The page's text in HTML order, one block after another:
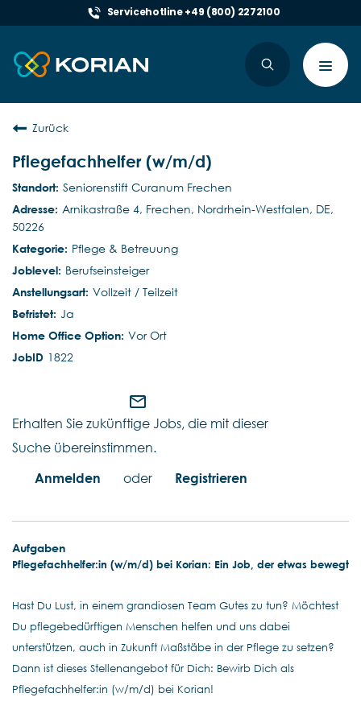
Servicehotline +49 (800) 2272100
Zurück
Pflegefachhelfer (w/m/d)
Seniorenstift Curanum Frechen
Arnikastraße 4, Frechen, Nordrhein-Westfalen, DE,
50226
Pflege & Betreuung
Berufseinsteiger
Vollzeit / Teilzeit
Ja
Vor Ort
1822
mail_outline
Erhalten Sie zukünftige Jobs, die mit dieser
Suche übereinstimmen.
Anmelden
oder Registrieren
Aufgaben
Pflegefachhelfer:in (w/m/d) bei Korian: Ein Job, der etwas bewegt
Hast Du Lust, in einem grandiosen Team Gutes zu tun? Möchtest
Du pflegebedürftigen Menschen helfen und uns dabei
unterstützen, auch in Zukunft Maßstäbe in der Pflege zu setzen?
Dann ist dieses Stellenangebot für Dich: Bewirb Dich als
Pflegefachhelfer:in (w/m/d) bei Korian!